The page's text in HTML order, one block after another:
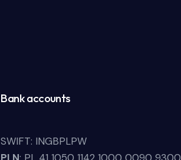
Bank accounts
SWIFT: INGBPLPW